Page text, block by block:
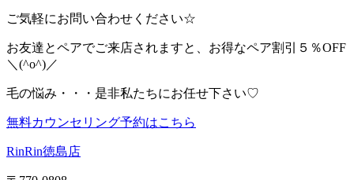
ご気軽にお問い合わせください☆
お友達とペアでご来店されますと、お得なペア割引５％OFF
＼(^o^)／
毛の悩み・・・是非私たちにお任せ下さい♡
無料カウンセリング予約はこちら
RinRin徳島店